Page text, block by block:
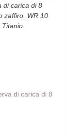
di carica di 8
zaffiro. WR 10
di carica di 8